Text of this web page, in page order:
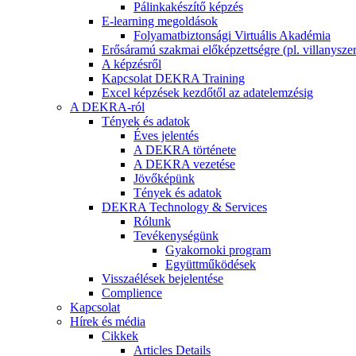
Pálinkakészítő képzés
E-learning megoldások
Folyamatbiztonsági Virtuális Akadémia
Erősáramú szakmai előképzettségre (pl.
A képzésről
Kapcsolat DEKRA Training
Excel képzések kezdőtől az adatelemzésig
A DEKRA-ról
Tények és adatok
Éves jelentés
A DEKRA története
A DEKRA vezetése
Jövőképünk
Tények és adatok
DEKRA Technology & Services
Rólunk
Tevékenységünk
Gyakornoki program
Együttműködések
Visszaélések bejelentése
Complience
Kapcsolat
Hírek és média
Cikkek
Articles Details